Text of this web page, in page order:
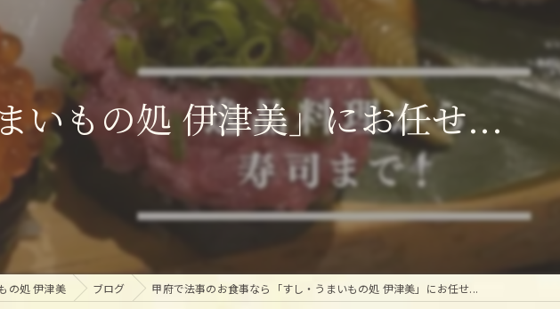
ランチ
ディナー
宴会
飲み放題
いもの処 伊津美」にお任せ...
の処 伊津美 ブログ 甲府で法事のお食事なら「すし・うまいもの処 伊津美」にお任せ...